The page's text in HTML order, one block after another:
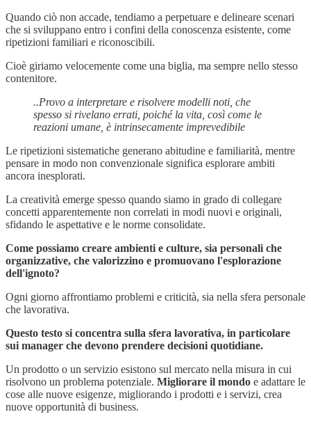
Quando ciò non accade, tendiamo a perpetuare e delineare scenari
che si sviluppano entro i confini della conoscenza esistente, come
ripetizioni familiari e riconoscibili.
Cioè giriamo velocemente come una biglia, ma sempre nello stesso
contenitore.
..Provo a interpretare e risolvere modelli noti, che
spesso si rivelano errati, poiché la vita, così come le
reazioni umane, è intrinsecamente imprevedibile
Le ripetizioni sistematiche generano abitudine e familiarità, mentre
pensare in modo non convenzionale significa esplorare ambiti
ancora inesplorati.
La creatività emerge spesso quando siamo in grado di collegare
concetti apparentemente non correlati in modi nuovi e originali,
sfidando le aspettative e le norme consolidate.
Come possiamo creare ambienti e culture, sia personali che
organizzative, che valorizzino e promuovano l'esplorazione
dell'ignoto?
Ogni giorno affrontiamo problemi e criticità, sia nella sfera personale
che lavorativa.
Questo testo si concentra sulla sfera lavorativa, in particolare
sui manager che devono prendere decisioni quotidiane.
Un prodotto o un servizio esistono sul mercato nella misura in cui
risolvono un problema potenziale. Migliorare il mondo e adattare le
cose alle nuove esigenze, migliorando i prodotti e i servizi, crea
nuove opportunità di business.